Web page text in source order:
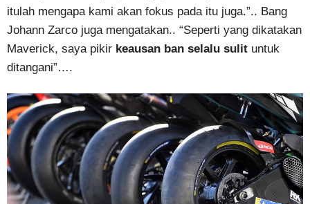
itulah mengapa kami akan fokus pada itu juga.”.. Bang
Johann Zarco juga mengatakan.. “Seperti yang dikatakan
Maverick, saya pikir keausan ban selalu sulit untuk
ditangani”….